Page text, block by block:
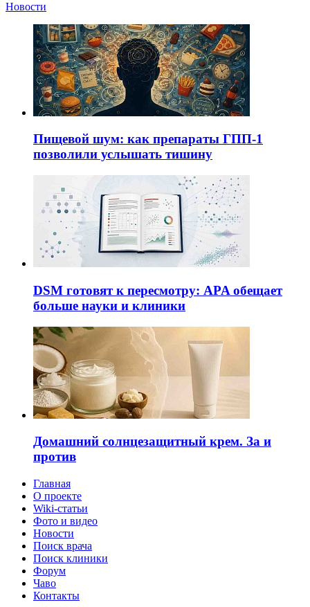
Новости
Пищевой шум: как препараты ГПП-1
позволили услышать тишину
DSM готовят к пересмотру: APA обещает
больше науки и клиники
Домашний солнцезащитный крем. За и
против
Главная
О проекте
Wiki-статьи
Фото и видео
Новости
Поиск врача
Поиск клиники
Форум
Чаво
Контакты